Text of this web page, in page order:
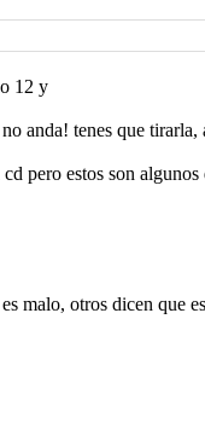
12 y
anda! tenes que
pero estos son
malo, otros dicen que